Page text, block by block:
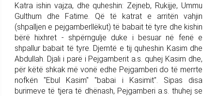
Katra ishin vajza, dhe quheshin: Zejneb, Rukijje, Ummu
Gulthum dhe Fatime. Që të katrat e arritën vahjin
(shpalljen e pejgamberllëkut) të babait të tyre dhe kishin
bërë hixhret - shpërngulje duke i besuar në fenë e
shpallur babait të tyre. Djemtë e tij quheshin Kasim dhe
Abdullah. Djali i parë i Pejgamberit a.s. quhej Kasim dhe,
për këtë shkak më vonë edhe Pejgamberi do të merrte
nofkën "Ebul Kasim" "babai i Kasimit". Sipas disa
burimeve të tjera të dhënash, Pejgamberi a.s. thuhej se